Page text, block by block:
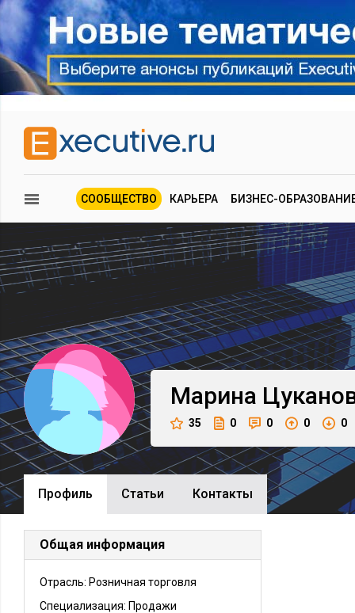
СООБЩЕСТВО КАРЬЕРА БИЗНЕС-
Марина
35 0 0 0 0
Профиль Cтатьи Контакты
Общая информация
Отрасль: Розничная торговля
Специализация: Продажи